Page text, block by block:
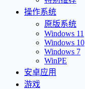
操作系统
原版系统
Windows 11
Windows 10
Windows 7
WinPE
安卓应用
游戏